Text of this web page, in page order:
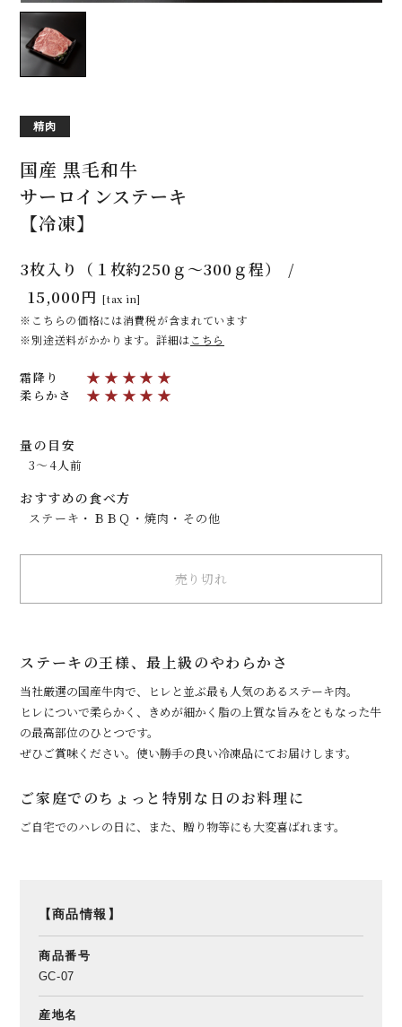
精肉
国産 黒毛和牛
サーロインステーキ
【冷凍】
3枚入り（１枚約250ｇ～300ｇ程）
15,000円 [tax in]
こちらの価格には消費税が含まれています
別途送料がかかります。詳細はこちら
霜降り ★★★★★
柔らかさ ★★★★★
量の目安
3～4人前
おすすめの食べ方
ステーキ・ＢＢＱ・焼肉・その他
売り切れ
ステーキの王様、最上級のやわらかさ
当社厳選の国産牛肉で、ヒレと並ぶ最も人気のあるステーキ肉。
ヒレについで柔らかく、きめが細かく脂の上質な旨みをともなった牛
の最高部位のひとつです。
ぜひご賞味ください。使い勝手の良い冷凍品にてお届けします。
ご家庭でのちょっと特別な日のお料理に
ご自宅でのハレの日に、また、贈り物等にも大変喜ばれます。
【商品情報】
商品番号
GC-07
産地名